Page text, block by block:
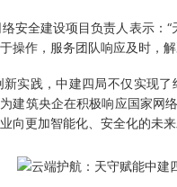
安全建设项目负责人表示：“
操作，服务团队响应及时，
实践，中建四局不仅实现了
建筑央企在积极响应国家网
向更加智能化、安全化的未来